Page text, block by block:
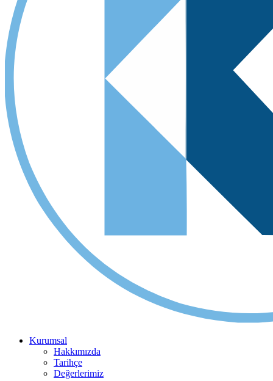
Kurumsal
Hakkımızda
Tarihçe
Değerlerimiz